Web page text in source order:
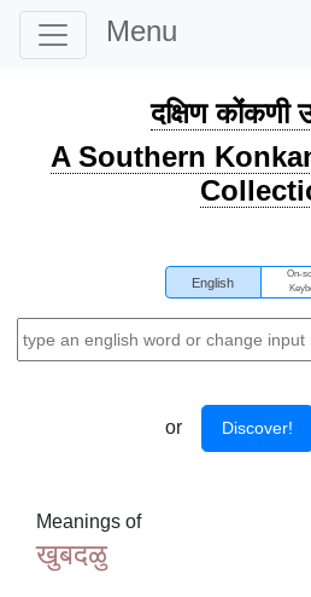
Menu
दक्षिण कोंकणी
A Southern
English
On-
or Discover!
Meanings of
खुबदळु